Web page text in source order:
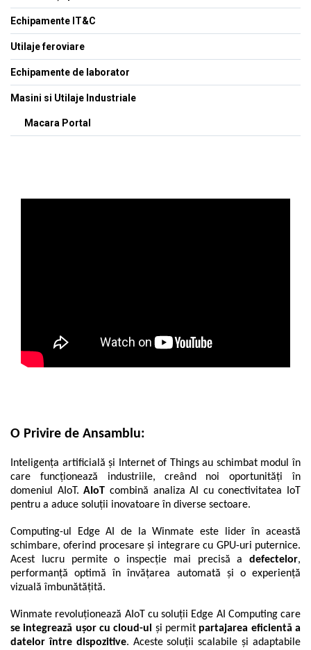
Echipamente IT&C
Utilaje feroviare
Echipamente de laborator
Masini si Utilaje Industriale
Macara Portal
O Privire de Ansamblu:
Inteligența artificială și Internet of Things au schimbat modul în
care funcționează industriile, creând noi oportunități în
domeniul AIoT.AIoT combină analiza AI cu conectivitatea IoT
pentru a aduce soluții inovatoare în diverse sectoare.
Computing-ul Edge AI de la Winmate este lider în această
schimbare, oferind procesare și integrare cu GPU-uri puternice.
Acest lucru permite o inspecție mai precisă a defectelor,
performanță optimă în învățarea automată și o experiență
vizuală îmbunătățită.
Winmate revoluționează AIoT cu soluții Edge AI Computing care
se integrează ușor cu cloud-ul și permit partajarea eficientă a
datelor între dispozitive. Aceste soluții scalabile și adaptabile